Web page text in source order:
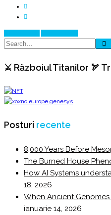
⚔️ Războiul Titanilor 🏹
Posturi recente
8,000 Years Before
The Burned House
How AI Systems
18, 2026
When Ancient
ianuarie 14, 2026